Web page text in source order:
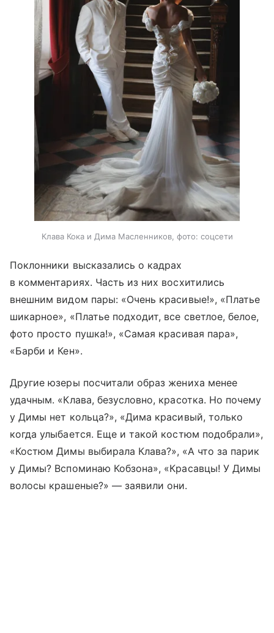
Клава Кока и Дима Масленников, фото: соцсети
Поклонники высказались о кадрах
в комментариях. Часть из них восхитились
внешним видом пары: «Очень красивые!», «Платье
шикарное», «Платье подходит, все светлое, белое,
фото просто пушка!», «Самая красивая пара»,
«Барби и Кен».
Другие юзеры посчитали образ жениха менее
удачным. «Клава, безусловно, красотка. Но почему
у Димы нет кольца?», «Дима красивый, только
когда улыбается. Еще и такой костюм подобрали»,
«Костюм Димы выбирала Клава?», «А что за парик
у Димы? Вспоминаю Кобзона», «Красавцы! У Димы
волосы крашеные?» — заявили они.